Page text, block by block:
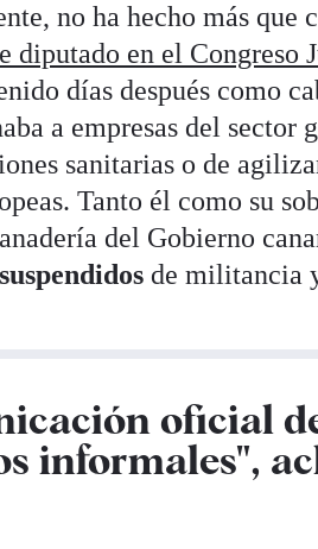
no ha hecho más que
diputado en el Congreso
días después como
a empresas del sector
sanitarias o de
Tanto él como su
del Gobierno
suspendidosde militancia
oficial
informales",